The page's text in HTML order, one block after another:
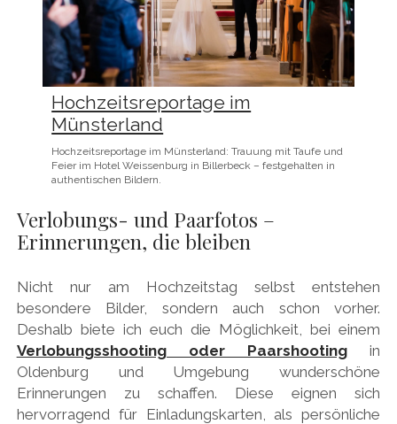
Hochzeitsreportage im
Münsterland
Hochzeitsreportage im Münsterland: Trauung mit Taufe und
Feier im Hotel Weissenburg in Billerbeck – festgehalten in
authentischen Bildern.
Verlobungs- und Paarfotos –
Erinnerungen, die bleiben
Nicht nur am Hochzeitstag selbst entstehen
besondere Bilder, sondern auch schon vorher.
Deshalb biete ich euch die Möglichkeit, bei einem
Verlobungsshooting oder Paarshooting in
Oldenburg und Umgebung wunderschöne
Erinnerungen zu schaffen. Diese eignen sich
hervorragend für Einladungskarten, als persönliche